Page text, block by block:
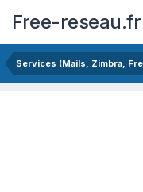
Free-
Services (Mails, Zimbra,